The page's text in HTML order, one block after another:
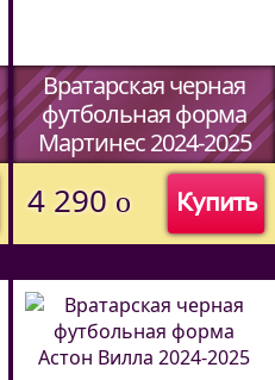
Вратарская черная
футбольная форма
Мартинес 2024-2025
Купить
4 290 o